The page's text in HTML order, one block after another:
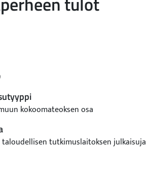
kokoomateoksen osa
tutkimuslaitoksen julkaisuja